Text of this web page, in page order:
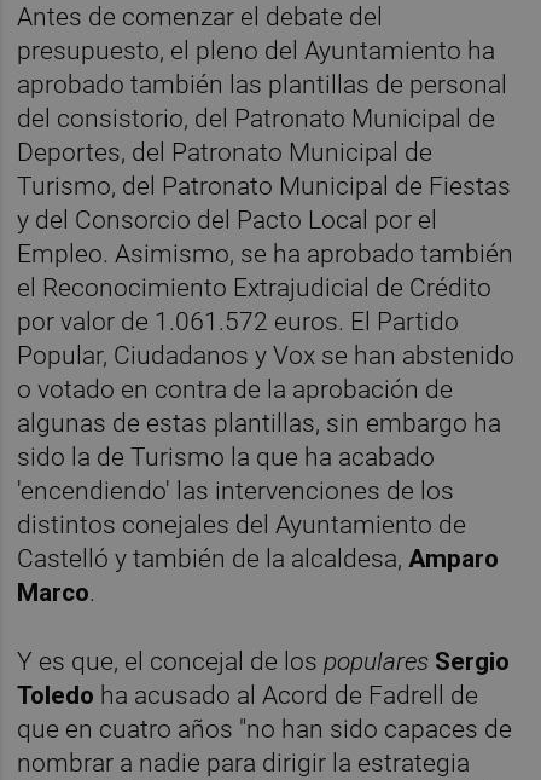
Antes de comenzar el debate del
presupuesto, el pleno del Ayuntamiento ha
aprobado también las plantillas de personal
del consistorio, del Patronato Municipal de
Deportes, del Patronato Municipal de
Turismo, del Patronato Municipal de Fiestas
y del Consorcio del Pacto Local por el
Empleo. Asimismo, se ha aprobado también
el Reconocimiento Extrajudicial de Crédito
por valor de 1.061.572 euros. El Partido
Popular, Ciudadanos y Vox se han abstenido
o votado en contra de la aprobación de
algunas de estas plantillas, sin embargo ha
sido la de Turismo la que ha acabado
'encendiendo' las intervenciones de los
distintos conejales del Ayuntamiento de
Castelló y también de la alcaldesa, Amparo
Marco.
Y es que, el concejal de los populares Sergio
Toledo ha acusado al Acord de Fadrell de
que en cuatro años "no han sido capaces de
nombrar a nadie para dirigir la estrategia